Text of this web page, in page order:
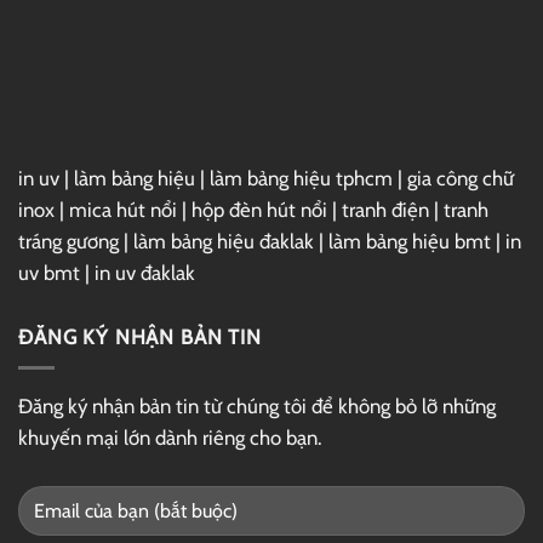
in uv | làm bảng hiệu | làm bảng hiệu tphcm | gia công chữ
inox | mica hút nổi | hộp đèn hút nổi | tranh điện | tranh
tráng gương | làm bảng hiệu đaklak | làm bảng hiệu bmt | in
uv bmt | in uv đaklak
ĐĂNG KÝ NHẬN BẢN TIN
Đăng ký nhận bản tin từ chúng tôi để không bỏ lỡ những
khuyến mại lớn dành riêng cho bạn.